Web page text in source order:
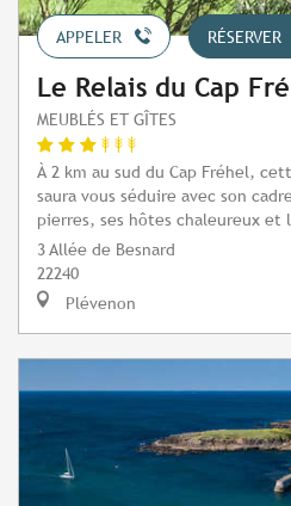
APPELER RÉSERVER
Le Relais du Cap
MEUBLÉS ET GÎTES
À 2 km au sud du Cap Fréhel,
saura vous séduire avec son
pierres, ses hôtes chaleureux et
3 Allée de Besnard
22240
Plévenon